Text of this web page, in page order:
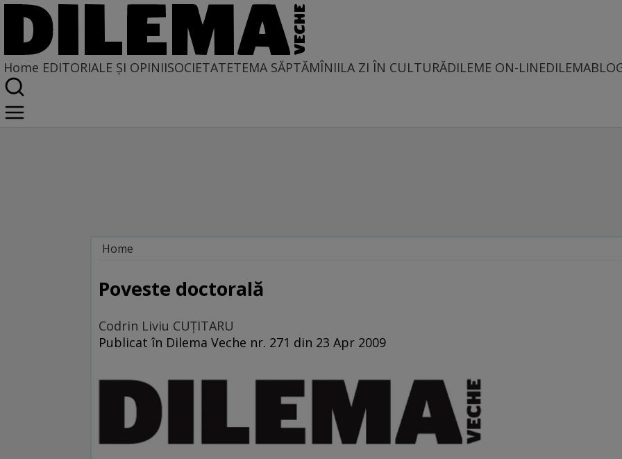
Home EDITORIALE ȘI OPINIISOCIETATETEMA SĂPTĂMÎNIILA ZI ÎN CULTURĂDILEME ON-LINE
Home
Poveste doctorală
Codrin Liviu CUŢITARU
Publicat în Dilema Veche nr. 271 din 23 Apr 2009